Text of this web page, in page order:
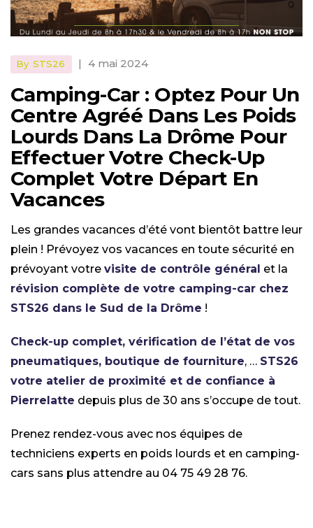
By STS26 | 4 mai 2024
Camping-Car : Optez Pour Un
Centre Agréé Dans Les Poids
Lourds Dans La Drôme Pour
Effectuer Votre Check-Up
Complet Votre Départ En
Vacances
Les grandes vacances d’été vont bientôt battre leur
plein ! Prévoyez vos vacances en toute sécurité en
prévoyant votre visite de contrôle général et la
révision complète de votre camping-car chez
STS26 dans le Sud de la Drôme !
Check-up complet, vérification de l’état de vos
pneumatiques, boutique de fourniture, … STS26
votre atelier de proximité et de confiance à
Pierrelatte depuis plus de 30 ans s’occupe de tout.
Prenez rendez-vous avec nos équipes de
techniciens experts en poids lourds et en camping-
cars sans plus attendre au 04 75 49 28 76.